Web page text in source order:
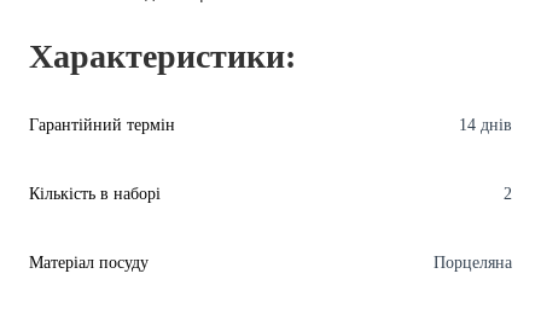
Характеристики:
Гарантійний термін 14 днів
Кількість в наборі 2
Матеріал посуду Порцеляна